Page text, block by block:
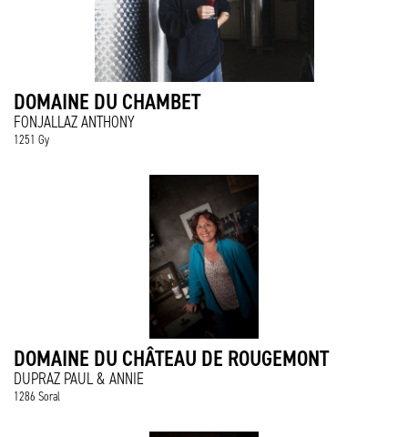
DOMAINE DU CHAMBET
FONJALLAZ ANTHONY
1251 Gy
DOMAINE DU CHÂTEAU DE ROUGEMONT
DUPRAZ PAUL & ANNIE
1286 Soral